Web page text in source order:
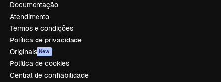
Documentação
Atendimento
Termos e condições
Política de privacidade
Originais New
Política de cookies
Central de confiabilidade